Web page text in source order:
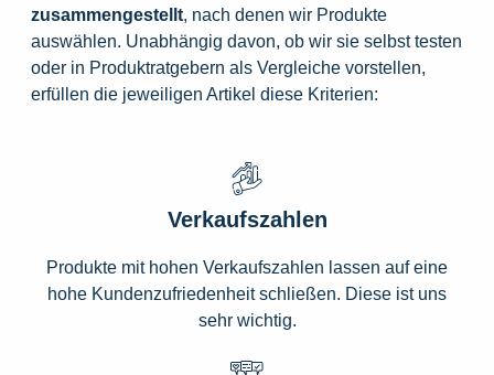
zusammengestellt, nach denen wir Produkte
auswählen. Unabhängig davon, ob wir sie selbst testen
oder in Produktratgebern als Vergleiche vorstellen,
erfüllen die jeweiligen Artikel diese Kriterien:
Verkaufszahlen
Produkte mit hohen Verkaufszahlen lassen auf eine
hohe Kundenzufriedenheit schließen. Diese ist uns
sehr wichtig.